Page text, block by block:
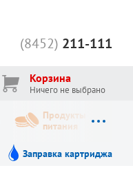
(8452) 211-111
Корзина
Ничего не выбрано
Продукты
питания
Заправка картриджа